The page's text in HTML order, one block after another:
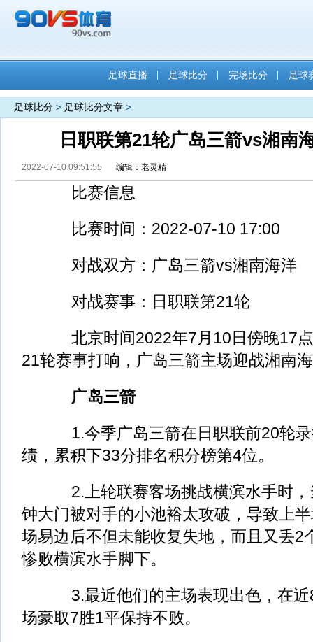
足球直播 足球比分 完场比分 足球
足球比分 > 足球比分文章 >
日职联第21轮广岛三箭vs湘南
2022-07-10 09:51:55 编辑：老灵精
比赛信息
比赛时间：2022-07-10 17:00
对战双方：广岛三箭vs湘南海洋
对战赛事：日职联第21轮
北京时间2022年7月10日傍晚17点
21轮赛事打响，广岛三箭主场迎战湘南
广岛三箭
1.今季广岛三箭在日职联前20轮录
绩，累积下33分排名积分榜第4位。
2.上轮联赛客场挑战横滨水手时，
钟大门被对手的小池裕太攻破，导致上
场易边后不但未能收复失地，而且又丢2
惨败横滨水手脚下。
3.最近他们的主场表现出色，在近
场豪取7胜1平保持不败。